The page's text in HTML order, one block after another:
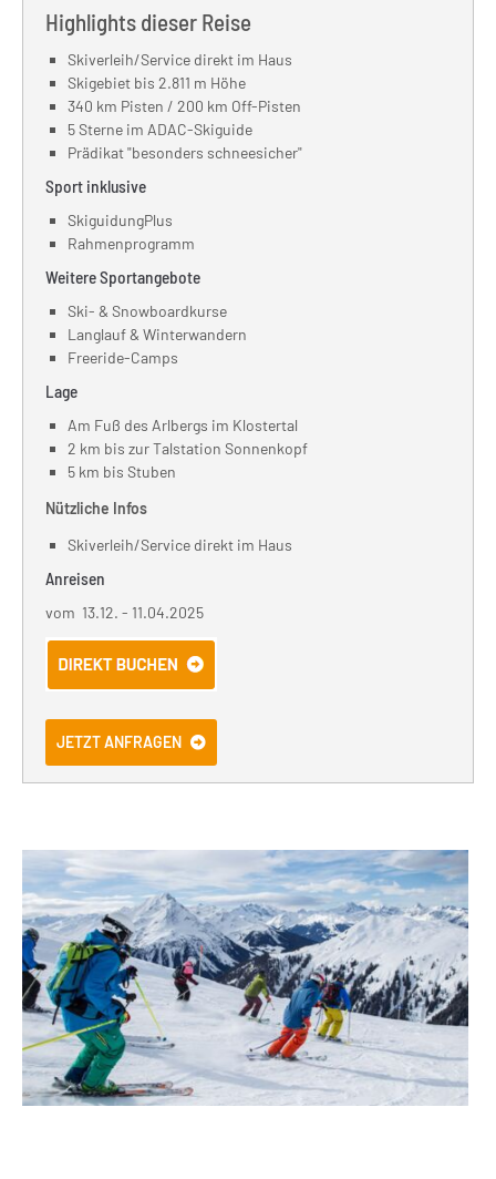
Highlights dieser Reise
Skiverleih/Service direkt im Haus
Skigebiet bis 2.811 m Höhe
340 km Pisten / 200 km Off-Pisten
5 Sterne im ADAC-Skiguide
Prädikat "besonders schneesicher"
Sport inklusive
SkiguidungPlus
Rahmenprogramm
Weitere Sportangebote
Ski- & Snowboardkurse
Langlauf & Winterwandern
Freeride-Camps
Lage
Am Fuß des Arlbergs im Klostertal
2 km bis zur Talstation Sonnenkopf
5 km bis Stuben
Nützliche Infos
Skiverleih/Service direkt im Haus
Anreisen
vom 13.12. - 11.04.2025
JETZT ANFRAGEN